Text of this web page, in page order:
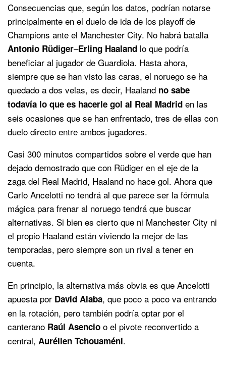
Consecuencias que, según los datos, podrían notarse
principalmente en el duelo de ida de los playoff de
Champions ante el Manchester City. No habrá batalla
Antonio Rüdiger–Erling Haaland lo que podría
beneficiar al jugador de Guardiola. Hasta ahora,
siempre que se han visto las caras, el noruego se ha
quedado a dos velas, es decir, Haaland no sabe
todavía lo que es hacerle gol al Real Madrid en las
seis ocasiones que se han enfrentado, tres de ellas con
duelo directo entre ambos jugadores.
Casi 300 minutos compartidos sobre el verde que han
dejado demostrado que con Rüdiger en el eje de la
zaga del Real Madrid, Haaland no hace gol. Ahora que
Carlo Ancelotti no tendrá al que parece ser la fórmula
mágica para frenar al noruego tendrá que buscar
alternativas. Si bien es cierto que ni Manchester City ni
el propio Haaland están viviendo la mejor de las
temporadas, pero siempre son un rival a tener en
cuenta.
En principio, la alternativa más obvia es que Ancelotti
apuesta por David Alaba, que poco a poco va entrando
en la rotación, pero también podría optar por el
canterano Raúl Asencio o el pivote reconvertido a
central, Aurélien Tchouaméni.